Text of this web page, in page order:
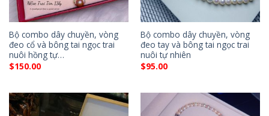
Bộ combo dây chuyền, vòng
đeo cổ và bông tai ngọc trai
nuôi hồng tự…
$150.00
Bộ combo dây chuyền, vòng
đeo tay và bông tai ngọc trai
nuôi tự nhiên
$95.00